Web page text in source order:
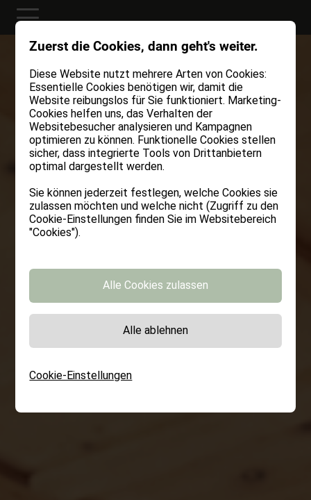
Zuerst die Cookies, dann geht's weiter.
Diese Website nutzt mehrere Arten von Cookies:
Essentielle Cookies benötigen wir, damit die
Website reibungslos für Sie funktioniert. Marketing-
Cookies helfen uns, das Verhalten der
Websitebesucher analysieren und Kampagnen
optimieren zu können. Funktionelle Cookies stellen
sicher, dass integrierte Tools von Drittanbietern
optimal dargestellt werden.
Sie können jederzeit festlegen, welche Cookies sie
zulassen möchten und welche nicht (Zugriff zu den
Cookie-Einstellungen finden Sie im Websitebereich
"Cookies").
Cookie-Einstellungen
Alle Cookies zulassen
Alle ablehnen